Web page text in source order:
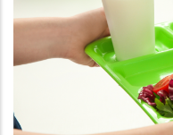
Menjadors